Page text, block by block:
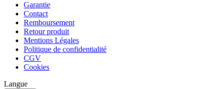
Garantie
Contact
Remboursement
Retour produit
Mentions Légales
Politique de confidentialité
CGV
Cookies
Langue